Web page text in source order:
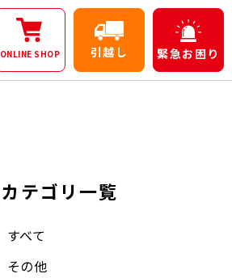
ONLINE SHOP 引越し 緊急お困り
カテゴリ一覧
すべて
その他